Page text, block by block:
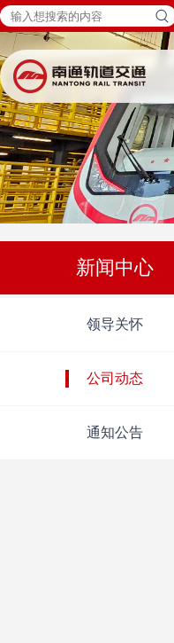
新闻中心
领导关怀
公司动态
通知公告